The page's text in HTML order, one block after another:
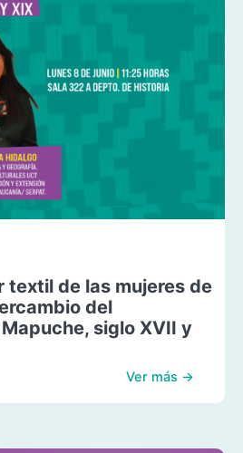
textil de las mujeres de
del
siglo XVII y
Ver más →